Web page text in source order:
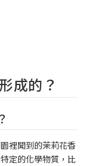
成的？
裡聞到的茉莉花香
定的化學物質，比